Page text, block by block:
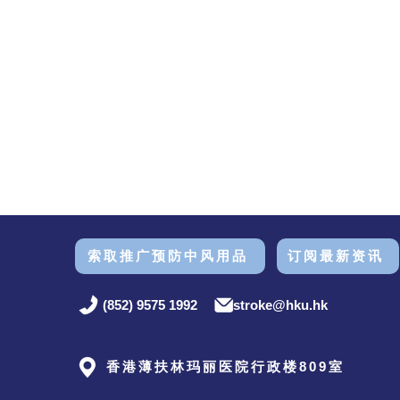
索取推广预防中风用品 订阅最新资讯
(852) 9575 1992stroke@hku.hk
香港薄扶林玛丽医院行政楼809室